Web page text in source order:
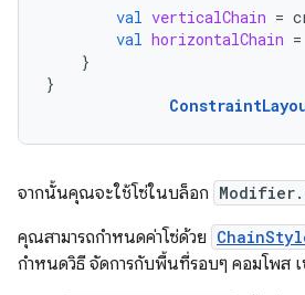
val verticalChain =
val horizontalChain =
}
}
จากนั้นคุณจะใช้โซ่ในบล็อก
คุณสามารถกำหนดค่าโซ่ด้วย
กำหนดวิธี จัดการกับพื้นที่รอบๆ คอมโพส